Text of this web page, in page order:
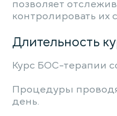
позволяет
контролировать их
Длительность
Курс БОС-терапии
Процедуры
день.